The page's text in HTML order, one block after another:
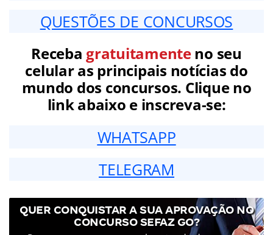
QUESTÕES DE CONCURSOS
Receba gratuitamenteno seu
celular as principais notícias do
mundo dos concursos. Clique no
link abaixo e inscreva-se:
WHATSAPP
TELEGRAM
QUER CONQUISTAR A SUA APROVAÇÃO NO
CONCURSO SEFAZ GO?